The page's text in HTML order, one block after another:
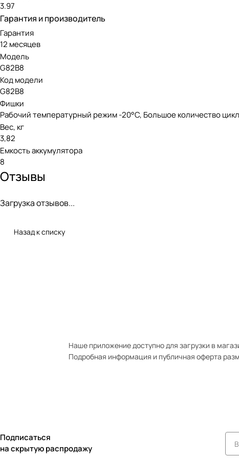
3.97
Гарантия и производитель
Гарантия
12 месяцев
Модель
G82B8
Код модели
G82B8
Фишки
Рабочий температурный режим -20°С, Большое количество
Вес, кг
3,82
Емкость аккумулятора
8
Отзывы
Загрузка отзывов...
Назад к списку
Наше приложение доступно для загрузки в
Подробная информация и публичная оферта
Подписаться
на скрытую распродажу